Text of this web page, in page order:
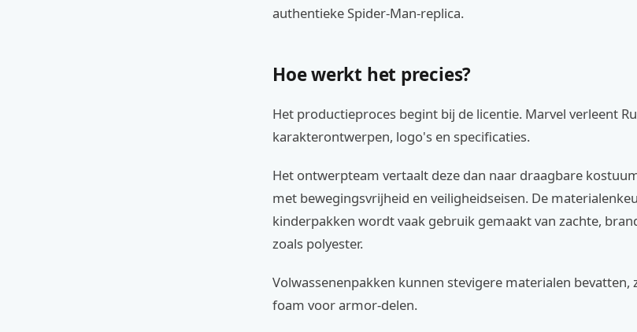
authentieke Spider-Man-replica.
Hoe werkt het precies?
Het productieproces begint bij de licentie. Marvel verleent
karakterontwerpen, logo's en specificaties.
Het ontwerpteam vertaalt deze dan naar draagbare
met bewegingsvrijheid en veiligheidseisen. De
kinderpakken wordt vaak gebruik gemaakt van zachte,
zoals polyester.
Volwassenenpakken kunnen stevigere materialen bevatten,
foam voor armor-delen.